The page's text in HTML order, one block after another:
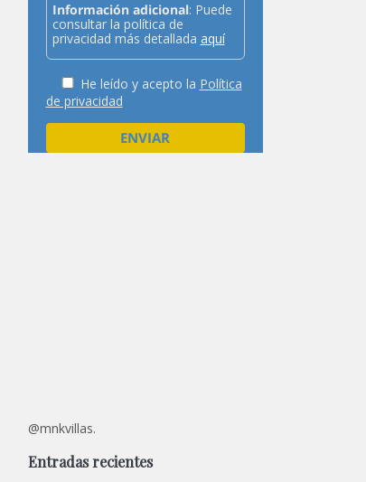
Información adicional: Puede
consultar la política de
privacidad más detallada aquí
He leído y acepto la Política
de privacidad
@mnkvillas.
Entradas recientes